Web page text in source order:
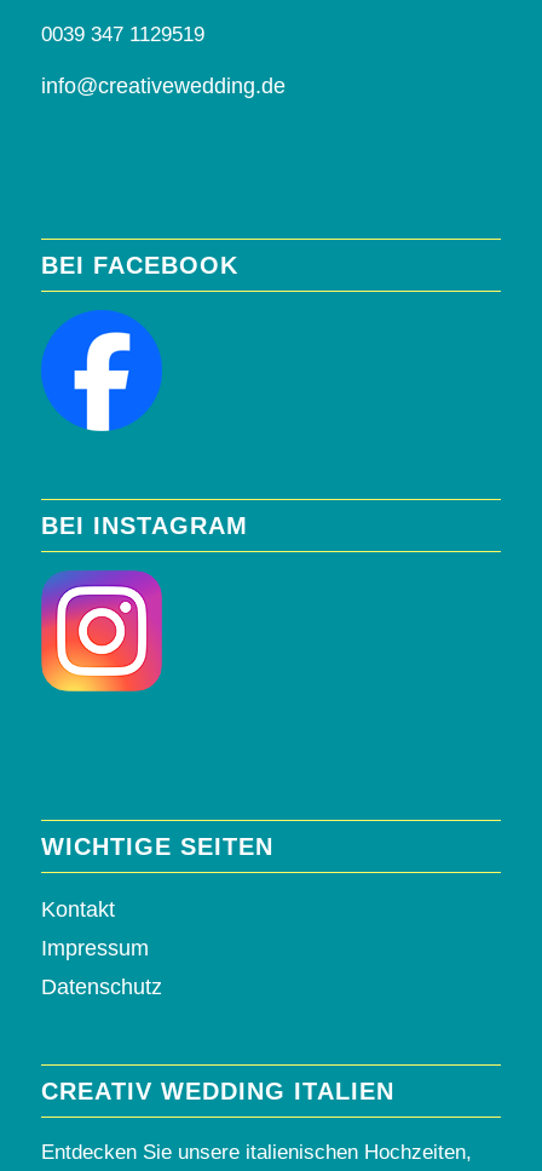
0039 347 1129519
info@creativewedding.de
BEI FACEBOOK
BEI INSTAGRAM
WICHTIGE SEITEN
Kontakt
Impressum
Datenschutz
CREATIV WEDDING ITALIEN
Entdecken Sie unsere italienischen Hochzeiten,